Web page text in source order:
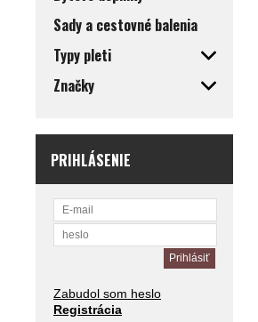
Sady a cestovné balenia
Typy pleti
Značky
PRIHLÁSENIE
Zabudol som heslo
Registrácia